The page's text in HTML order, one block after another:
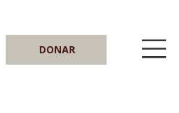
DONAR